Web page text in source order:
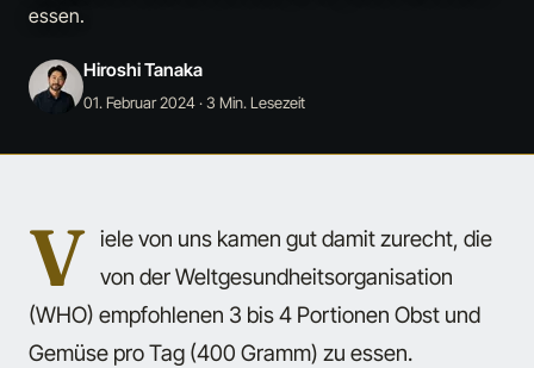
essen.
Hiroshi Tanaka
01. Februar 2024· 3 Min. Lesezeit
V iele von uns kamen gut damit zurecht, die
von der Weltgesundheitsorganisation
(WHO) empfohlenen 3 bis 4 Portionen Obst und
Gemüse pro Tag (400 Gramm) zu essen.